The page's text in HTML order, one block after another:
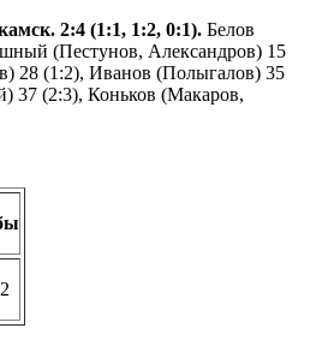
2:4 (1:1, 1:2, 0:1). Белов
(Пестунов, Александров) 15
28 (1:2), Иванов (Полыгалов) 35
37 (2:3), Коньков (Макаров,